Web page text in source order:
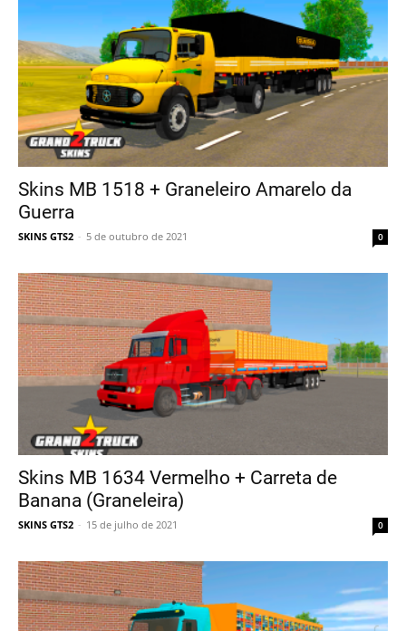
Skins MB 1518 + Graneleiro Amarelo da
Guerra
SKINS GTS2 - 5 de outubro de 2021 0
Skins MB 1634 Vermelho + Carreta de
Banana (Graneleira)
SKINS GTS2 - 15 de julho de 2021 0